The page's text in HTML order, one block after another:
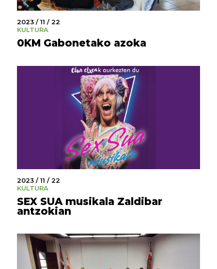
2023 / 11 / 22
KULTURA
0KM Gabonetako azoka
2023 / 11 / 22
KULTURA
SEX SUA musikala Zaldibar
antzokian